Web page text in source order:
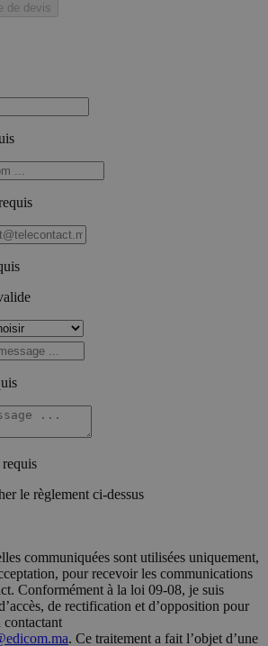
de devis
requis
le règlement ci-dessus
communiquées sont utilisées uniquement,
pour recevoir les communications
Conformément à la loi 09-08, je suis
de rectification et d’opposition pour
contactant
. Ce traitement a fait l’objet d’une